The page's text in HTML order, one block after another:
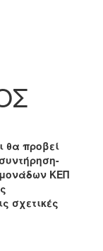
θα προβεί
ΚΕΠ
σχετικές